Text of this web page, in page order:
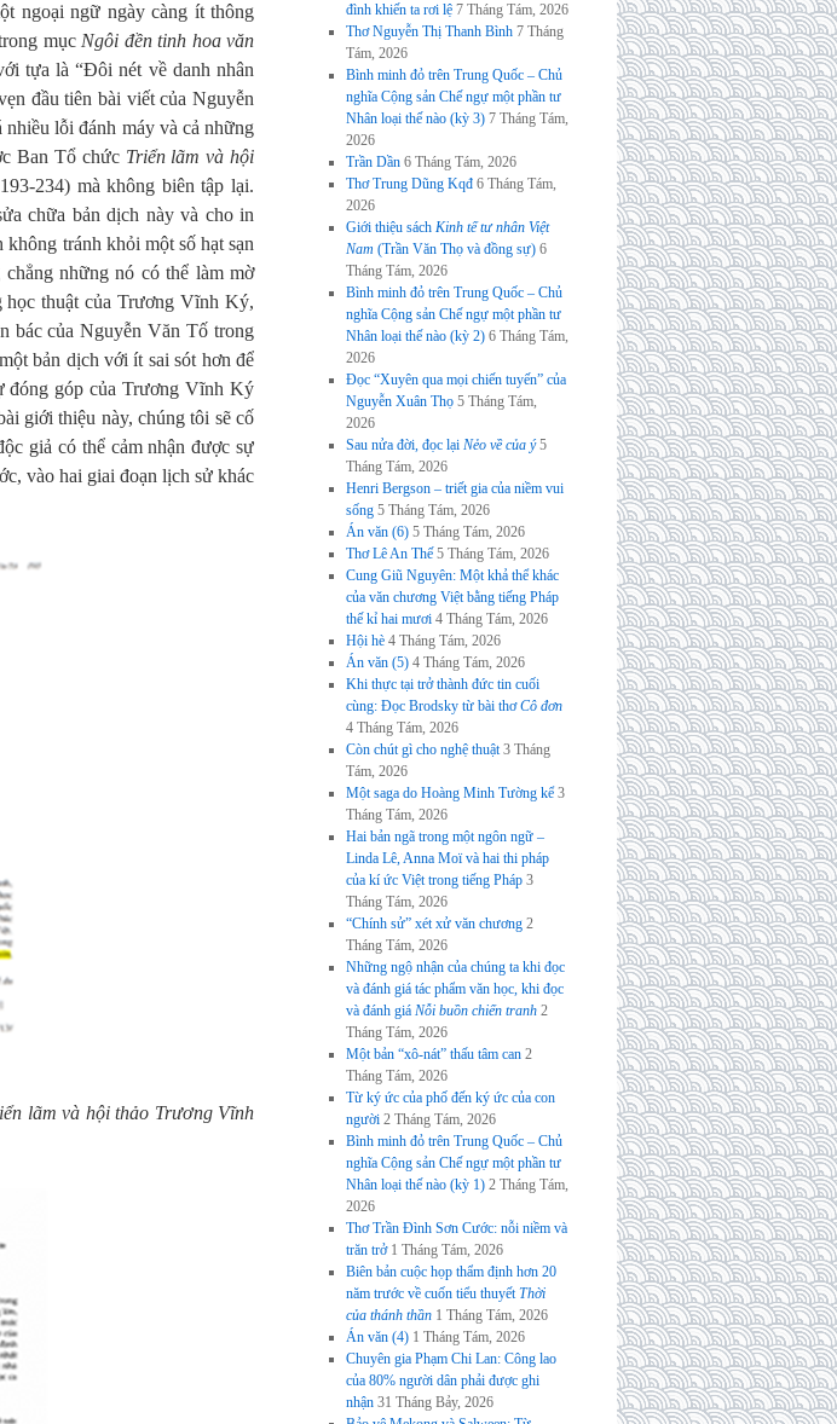
ngoại ngữ ngày càng ít thông
mụcNgôi đền tinh hoa văn
tựa là “Đôi nét về danh nhân
đầu tiên bài viết của Nguyễn
lỗi đánh máy và cả những
Ban Tổ chức Triển lãm và hội
234) mà không biên tập lại.
chữa bản dịch này và cho in
tránh khỏi một số hạt sạn
những nó có thể làm mờ
học thuật của Trương Vĩnh Ký,
bác của Nguyễn Văn Tố trong
bản dịch với ít sai sót hơn để
đóng góp của Trương Vĩnh Ký
giới thiệu này, chúng tôi sẽ cố
giả có thể cảm nhận được sự
vào hai giai đoạn lịch sử khác
lãm và hội thảo Trương Vĩnh
đình khiến ta rơi lệ 7 Tháng Tám, 2026
Thơ Nguyễn Thị Thanh Bình 7 Tháng
Tám, 2026
Bình minh đỏ trên Trung Quốc – Chủ
nghĩa Cộng sản Chế ngự một phần tư
Nhân loại thế nào (kỳ 3) 7 Tháng Tám,
2026
Trần Dần 6 Tháng Tám, 2026
Thơ Trung Dũng Kqđ 6 Tháng Tám,
2026
Giới thiệu sách Kinh tế tư nhân Việt
Nam (Trần Văn Thọ và đồng sự) 6
Tháng Tám, 2026
Bình minh đỏ trên Trung Quốc – Chủ
nghĩa Cộng sản Chế ngự một phần tư
Nhân loại thế nào (kỳ 2) 6 Tháng Tám,
2026
Đọc “Xuyên qua mọi chiến tuyến” của
Nguyễn Xuân Thọ 5 Tháng Tám,
2026
Sau nửa đời, đọc lại Nẻo về của ý 5
Tháng Tám, 2026
Henri Bergson – triết gia của niềm vui
sống 5 Tháng Tám, 2026
Án văn (6) 5 Tháng Tám, 2026
Thơ Lê An Thế 5 Tháng Tám, 2026
Cung Giũ Nguyên: Một khả thể khác
của văn chương Việt bằng tiếng Pháp
thế kỉ hai mươi 4 Tháng Tám, 2026
Hội hè 4 Tháng Tám, 2026
Án văn (5) 4 Tháng Tám, 2026
Khi thực tại trở thành đức tin cuối
cùng: Đọc Brodsky từ bài thơCô đơn
4 Tháng Tám, 2026
Còn chút gì cho nghệ thuật 3 Tháng
Tám, 2026
Một saga do Hoàng Minh Tường kể 3
Tháng Tám, 2026
Hai bản ngã trong một ngôn ngữ –
Linda Lê, Anna Moï và hai thi pháp
của kí ức Việt trong tiếng Pháp 3
Tháng Tám, 2026
“Chính sử” xét xử văn chương 2
Tháng Tám, 2026
Những ngộ nhận của chúng ta khi đọc
và đánh giá tác phẩm văn học, khi đọc
và đánh giá Nỗi buồn chiến tranh 2
Tháng Tám, 2026
Một bản “xô-nát” thấu tâm can 2
Tháng Tám, 2026
Từ ký ức của phố đến ký ức của con
người 2 Tháng Tám, 2026
Bình minh đỏ trên Trung Quốc – Chủ
nghĩa Cộng sản Chế ngự một phần tư
Nhân loại thế nào (kỳ 1) 2 Tháng Tám,
2026
Thơ Trần Đình Sơn Cước: nỗi niềm và
trăn trở 1 Tháng Tám, 2026
Biên bản cuộc họp thẩm định hơn 20
năm trước về cuốn tiểu thuyếtThời
của thánh thần 1 Tháng Tám, 2026
Án văn (4) 1 Tháng Tám, 2026
Chuyên gia Phạm Chi Lan: Công lao
của 80% người dân phải được ghi
nhận 31 Tháng Bảy, 2026